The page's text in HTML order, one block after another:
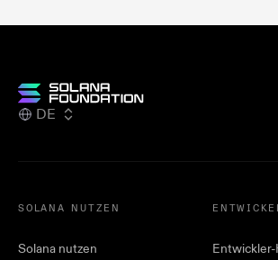
DE
SOLANA NUTZEN
Solana nutzen